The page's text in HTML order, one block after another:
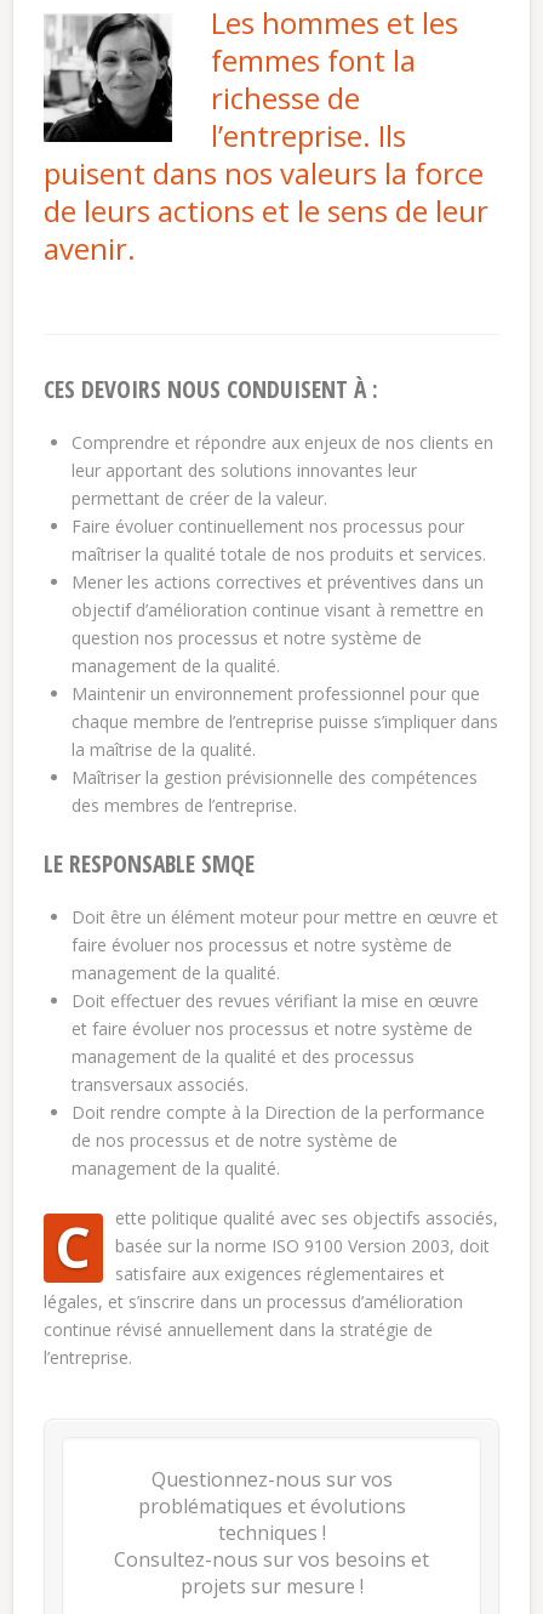
Les hommes et les
femmes font la
richesse de
l’entreprise. Ils
puisent dans nos valeurs la force
de leurs actions et le sens de leur
avenir.
CES DEVOIRS NOUS CONDUISENT À :
Comprendre et répondre aux enjeux de nos clients en
leur apportant des solutions innovantes leur
permettant de créer de la valeur.
Faire évoluer continuellement nos processus pour
maîtriser la qualité totale de nos produits et services.
Mener les actions correctives et préventives dans un
objectif d’amélioration continue visant à remettre en
question nos processus et notre système de
management de la qualité.
Maintenir un environnement professionnel pour que
chaque membre de l’entreprise puisse s’impliquer dans
la maîtrise de la qualité.
Maîtriser la gestion prévisionnelle des compétences
des membres de l’entreprise.
LE RESPONSABLE SMQE
Doit être un élément moteur pour mettre en œuvre et
faire évoluer nos processus et notre système de
management de la qualité.
Doit effectuer des revues vérifiant la mise en œuvre
et faire évoluer nos processus et notre système de
management de la qualité et des processus
transversaux associés.
Doit rendre compte à la Direction de la performance
de nos processus et de notre système de
management de la qualité.
C
ette politique qualité avec ses objectifs associés,
basée sur la norme ISO 9100 Version 2003, doit
satisfaire aux exigences réglementaires et
légales, et s’inscrire dans un processus d’amélioration
continue révisé annuellement dans la stratégie de
l’entreprise.
Questionnez-nous sur vos
problématiques et évolutions
techniques !
Consultez-nous sur vos besoins et
projets sur mesure !